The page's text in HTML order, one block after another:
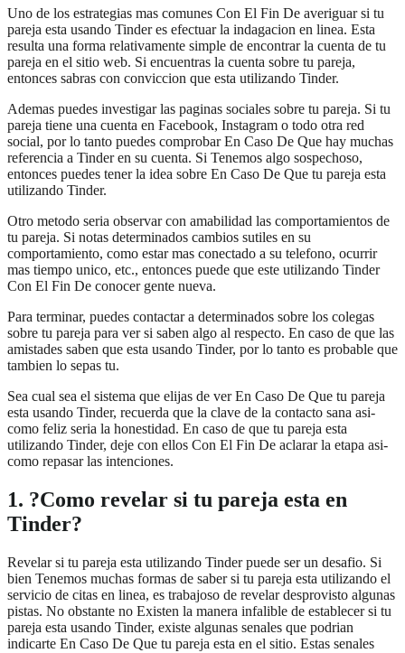
Uno de los estrategias mas comunes Con El Fin De averiguar si tu
pareja esta usando Tinder es efectuar la indagacion en linea. Esta
resulta una forma relativamente simple de encontrar la cuenta de tu
pareja en el sitio web. Si encuentras la cuenta sobre tu pareja,
entonces sabras con conviccion que esta utilizando Tinder.
Ademas puedes investigar las paginas sociales sobre tu pareja. Si tu
pareja tiene una cuenta en Facebook, Instagram o todo otra red
social, por lo tanto puedes comprobar En Caso De Que hay muchas
referencia a Tinder en su cuenta. Si Tenemos algo sospechoso,
entonces puedes tener la idea sobre En Caso De Que tu pareja esta
utilizando Tinder.
Otro metodo seri­a observar con amabilidad las comportamientos de
tu pareja. Si notas determinados cambios sutiles en su
comportamiento, como estar mas conectado a su telefono, ocurrir
mas tiempo unico, etc., entonces puede que este utilizando Tinder
Con El Fin De conocer gente nueva.
Para terminar, puedes contactar a determinados sobre los colegas
sobre tu pareja para ver si saben algo al respecto. En caso de que las
amistades saben que esta usando Tinder, por lo tanto es probable que
tambien lo sepas tu.
Sea cual sea el sistema que elijas de ver En Caso De Que tu pareja
esta usando Tinder, recuerda que la clave de la contacto sana asi­
como feliz seri­a la honestidad. En caso de que tu pareja esta
utilizando Tinder, deje con ellos Con El Fin De aclarar la etapa asi­
como repasar las intenciones.
1. ?Como revelar si tu pareja esta en
Tinder?
Revelar si tu pareja esta utilizando Tinder puede ser un desafio. Si
bien Tenemos muchas formas de saber si tu pareja esta utilizando el
servicio de citas en linea, es trabajoso de revelar desprovisto algunas
pistas. No obstante no Existen la manera infalible de establecer si tu
pareja esta usando Tinder, existe algunas senales que podri­an
indicarte En Caso De Que tu pareja esta en el sitio. Estas senales